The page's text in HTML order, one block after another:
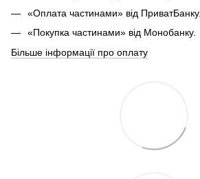
«Оплата частинами» від ПриватБанку.
«Покупка частинами» від Монобанку.
Більше інформації про оплату